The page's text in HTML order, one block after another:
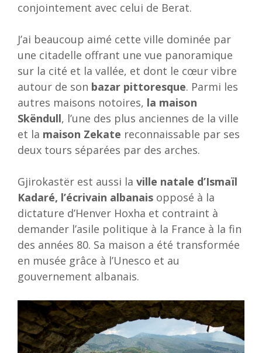
conjointement avec celui de Berat.
J’ai beaucoup aimé cette ville dominée par
une citadelle offrant une vue panoramique
sur la cité et la vallée, et dont le cœur vibre
autour de son bazar pittoresque. Parmi les
autres maisons notoires, la maison
Skëndull, l’une des plus anciennes de la ville
et la maison Zekate reconnaissable par ses
deux tours séparées par des arches.
Gjirokastër est aussi la ville natale d’Ismaïl
Kadaré, l’écrivain albanais opposé à la
dictature d’Henver Hoxha et contraint à
demander l’asile politique à la France à la fin
des années 80. Sa maison a été transformée
en musée grâce à l’Unesco et au
gouvernement albanais.